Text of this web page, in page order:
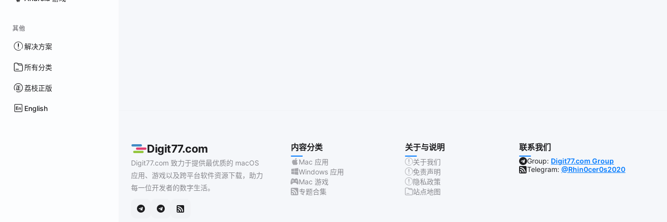
其他
解决方案
所有分类
荔枝正版
English
Digit77.com
Digit77.com 致力于提供最优质的 macOS
应用、游戏以及跨平台软件资源下载，助力
每一位开发者的数字生活。
内容分类
Mac 应用
Windows 应用
Mac 游戏
专题合集
关于与说明
关于我们
免责声明
隐私政策
站点地图
联系我们
Group: Digit77.com Group
Telegram:@Rhin0cer0s2020